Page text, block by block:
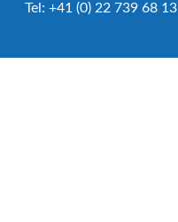
Tel: +41 (0) 22 739 68 13